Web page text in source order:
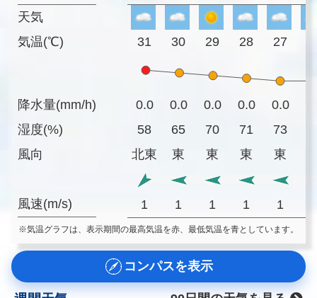
天気
気温(℃)
降水量(mm/h)
湿度(%)
風向
風速(m/s)
31 30 29 28 27
0.0 0.0 0.0 0.0 0.0
58
65 70 71 73
北東
東 東 東 東
1 1 1 1 1
※気温グラフは、表示期間の最高気温を赤、最低気温を青としています。
コンパスを表示